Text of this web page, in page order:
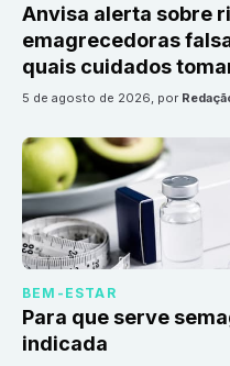
Anvisa alerta sobre
emagrecedoras
quais cuidados
5 de agosto de 2026, por
BEM-ESTAR
Para que serve
indicada